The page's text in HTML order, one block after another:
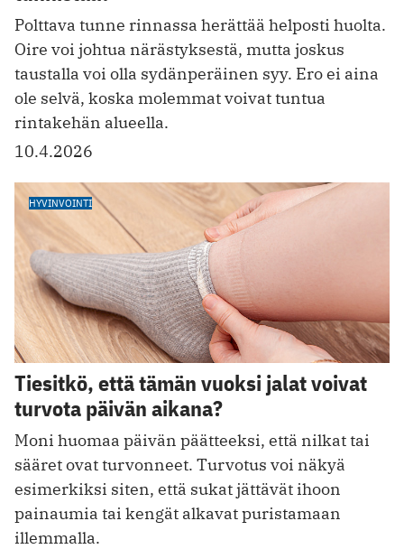
Polttava tunne rinnassa herättää helposti huolta.
Oire voi johtua närästyksestä, mutta joskus
taustalla voi olla sydänperäinen syy. Ero ei aina
ole selvä, koska molemmat voivat tuntua
rintakehän alueella.
10.4.2026
HYVINVOINTI
Tiesitkö, että tämän vuoksi jalat voivat
turvota päivän aikana?
Moni huomaa päivän päätteeksi, että nilkat tai
sääret ovat turvonneet. Turvotus voi näkyä
esimerkiksi siten, että sukat jättävät ihoon
painaumia tai kengät alkavat puristamaan
illemmalla.